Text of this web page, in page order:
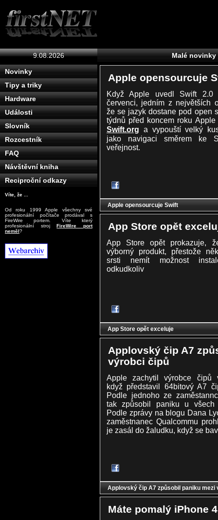
9.08.2026
Novinky
Tipy a triky
Hardware
Události
Slovník
Rozcestník
FAQ
Návštěvní kniha
Reciproční odkazy
Víte, že ...
Od roku 1999 Apple všechny své
profesionální počítače prodával s
FireWire portem. Víte který
profesionální strojFireWire port
neměl?
Malé
Apple opensourcuje
Když Apple uvedl Swift
červenci, jedním z největších
že se jazyk dostane pod open
týdnů před koncem roku
Swift.org a vypouští velký
jako navigaci směrem ke
veřejnost.
Apple opensourcuje Swift
App Store opět
App Store opět prokazuje,
výborný produkt, přestože
srsti nemít možnost
odkudkoliv
App Store opět exceluje
Applovský čip A7
výrobci čipů
Apple zachytil výrobce čipů
když představil 64bitový A7
Podle jednoho ze
tak způsobil paniku u všech
Podle zprávy na blogu Dana
zaměstnanec Qualcommu
je zasál do žaludku, když se
Applovský čip A7 způsobil paniku mezi
Máte pomalý iPhone